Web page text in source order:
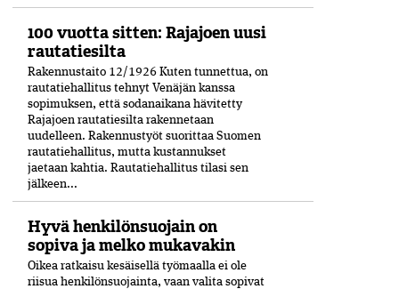
100 vuotta sitten: Rajajoen uusi
rautatiesilta
Rakennustaito 12/1926 Kuten tunnettua, on
rautatiehallitus tehnyt Venäjän kanssa
sopimuksen, että sodanaikana hävitetty
Rajajoen rautatiesilta rakennetaan
uudelleen. Rakennustyöt suorittaa Suomen
rautatiehallitus, mutta kustannukset
jaetaan kahtia. Rautatiehallitus tilasi sen
jälkeen...
Hyvä henkilönsuojain on
sopiva ja melko mukavakin
Oikea ratkaisu kesäisellä työmaalla ei ole
riisua henkilönsuojainta, vaan valita sopivat